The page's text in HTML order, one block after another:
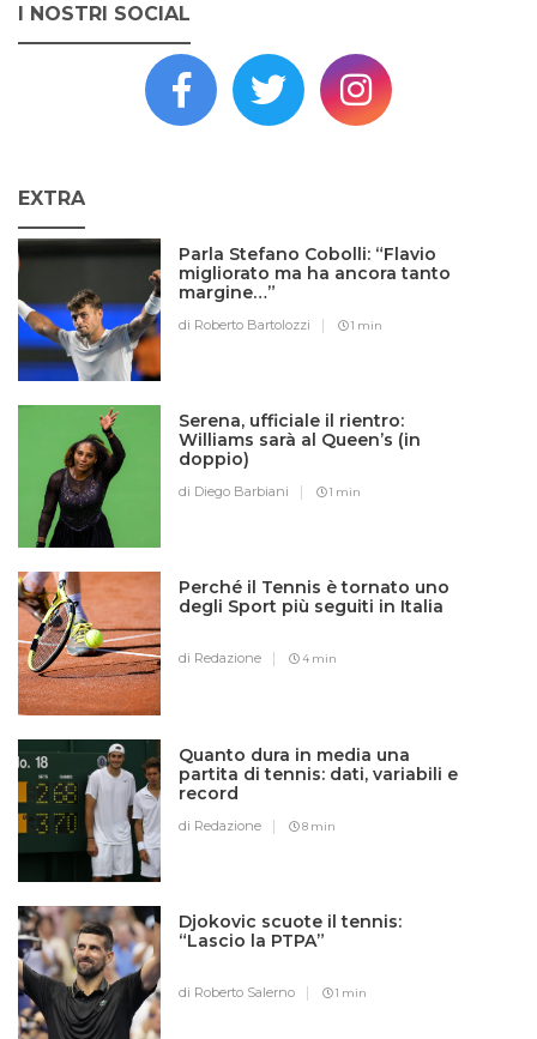
I NOSTRI SOCIAL
EXTRA
Parla Stefano Cobolli: “Flavio
migliorato ma ha ancora tanto
margine…”
di Roberto Bartolozzi 1 min
Serena, ufficiale il rientro:
Williams sarà al Queen’s (in
doppio)
di Diego Barbiani 1 min
Perché il Tennis è tornato uno
degli Sport più seguiti in Italia
di Redazione 4 min
Quanto dura in media una
partita di tennis: dati, variabili e
record
di Redazione 8 min
Djokovic scuote il tennis:
“Lascio la PTPA”
di Roberto Salerno 1 min